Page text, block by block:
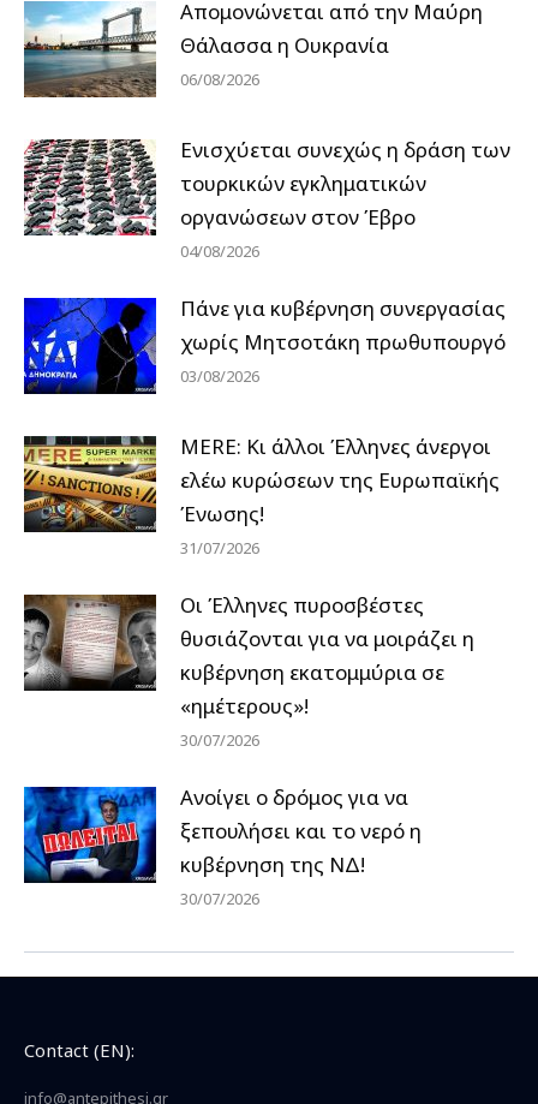
Απομονώνεται από την Μαύρη
Θάλασσα η Ουκρανία
06/08/2026
Ενισχύεται συνεχώς η δράση των
τουρκικών εγκληματικών
οργανώσεων στον Έβρο
04/08/2026
Πάνε για κυβέρνηση συνεργασίας
χωρίς Μητσοτάκη πρωθυπουργό
03/08/2026
MERE: Κι άλλοι Έλληνες άνεργοι
ελέω κυρώσεων της Ευρωπαϊκής
Ένωσης!
31/07/2026
Οι Έλληνες πυροσβέστες
θυσιάζονται για να μοιράζει η
κυβέρνηση εκατομμύρια σε
«ημέτερους»!
30/07/2026
Ανοίγει ο δρόμος για να
ξεπουλήσει και το νερό η
κυβέρνηση της ΝΔ!
30/07/2026
Contact (EN):
info@antepithesi.gr